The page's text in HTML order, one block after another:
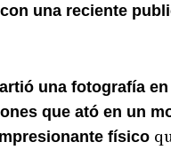
una reciente
una fotografía
que ató en un
físico